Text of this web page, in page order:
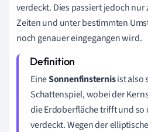
verdeckt. Dies passiert jedoch
Zeiten und unter bestimmten
noch genauer eingegangen wird.
EineSonnenfinsternisist also
Schattenspiel, wobei der
die Erdoberfläche trifft und so
verdeckt. Wegen der